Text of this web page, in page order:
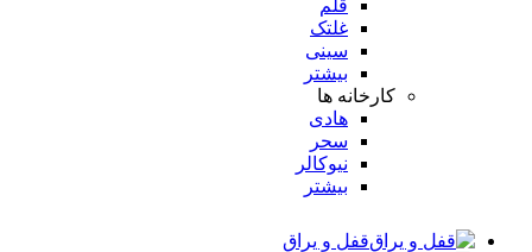
قلم
غلتک
سینی
بیشتر
کارخانه ها
هادی
سحر
نیوکالر
بیشتر
قفل و یراق